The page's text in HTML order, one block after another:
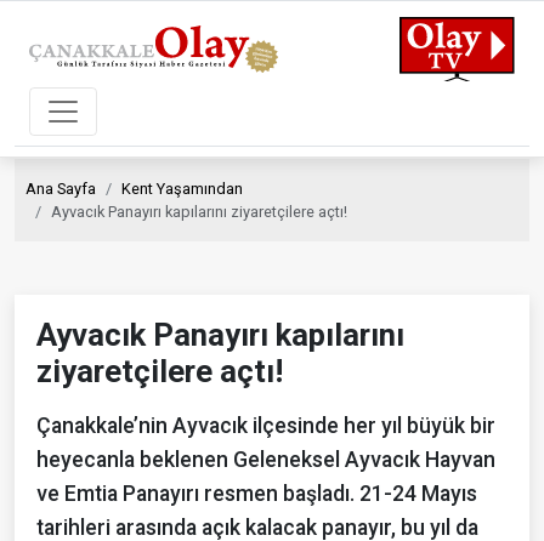
Ana Sayfa
Kent Yaşamından
Ayvacık Panayırı kapılarını ziyaretçilere açtı!
Ayvacık Panayırı kapılarını
ziyaretçilere açtı!
Çanakkale’nin Ayvacık ilçesinde her yıl büyük bir
heyecanla beklenen Geleneksel Ayvacık Hayvan
ve Emtia Panayırı resmen başladı. 21-24 Mayıs
tarihleri arasında açık kalacak panayır, bu yıl da